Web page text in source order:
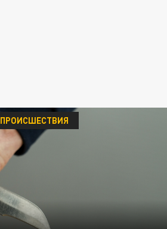
ПРОИСШЕСТВИЯ